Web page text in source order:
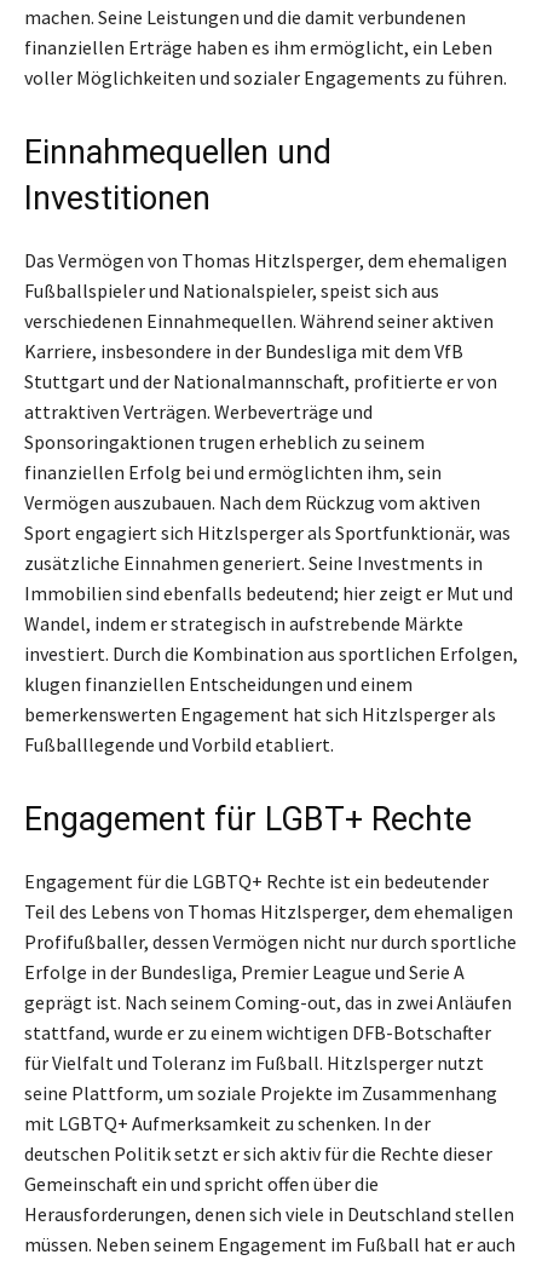
machen. Seine Leistungen und die damit verbundenen
finanziellen Erträge haben es ihm ermöglicht, ein Leben
voller Möglichkeiten und sozialer Engagements zu führen.
Einnahmequellen und
Investitionen
Das Vermögen von Thomas Hitzlsperger, dem ehemaligen
Fußballspieler und Nationalspieler, speist sich aus
verschiedenen Einnahmequellen. Während seiner aktiven
Karriere, insbesondere in der Bundesliga mit dem VfB
Stuttgart und der Nationalmannschaft, profitierte er von
attraktiven Verträgen. Werbeverträge und
Sponsoringaktionen trugen erheblich zu seinem
finanziellen Erfolg bei und ermöglichten ihm, sein
Vermögen auszubauen. Nach dem Rückzug vom aktiven
Sport engagiert sich Hitzlsperger als Sportfunktionär, was
zusätzliche Einnahmen generiert. Seine Investments in
Immobilien sind ebenfalls bedeutend; hier zeigt er Mut und
Wandel, indem er strategisch in aufstrebende Märkte
investiert. Durch die Kombination aus sportlichen Erfolgen,
klugen finanziellen Entscheidungen und einem
bemerkenswerten Engagement hat sich Hitzlsperger als
Fußballlegende und Vorbild etabliert.
Engagement für LGBT+ Rechte
Engagement für die LGBTQ+ Rechte ist ein bedeutender
Teil des Lebens von Thomas Hitzlsperger, dem ehemaligen
Profifußballer, dessen Vermögen nicht nur durch sportliche
Erfolge in der Bundesliga, Premier League und Serie A
geprägt ist. Nach seinem Coming-out, das in zwei Anläufen
stattfand, wurde er zu einem wichtigen DFB-Botschafter
für Vielfalt und Toleranz im Fußball. Hitzlsperger nutzt
seine Plattform, um soziale Projekte im Zusammenhang
mit LGBTQ+ Aufmerksamkeit zu schenken. In der
deutschen Politik setzt er sich aktiv für die Rechte dieser
Gemeinschaft ein und spricht offen über die
Herausforderungen, denen sich viele in Deutschland stellen
müssen. Neben seinem Engagement im Fußball hat er auch